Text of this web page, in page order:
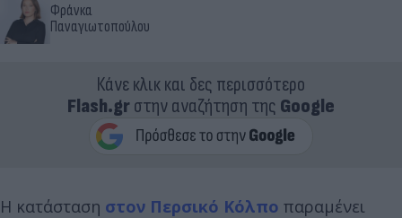
Φράνκα
Παναγιωτοπούλου
Κάνε κλικ και δες περισσότερο
Flash.grστην αναζήτηση της Google
Η κατάσταση στον Περσικό Κόλπο παραμένει